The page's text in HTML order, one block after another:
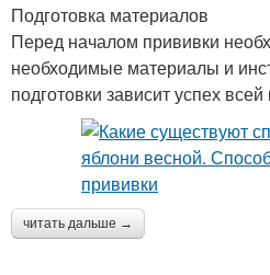
Подготовка материалов
Перед началом прививки
необходимые материалы и
подготовки зависит успех
читать дальше →